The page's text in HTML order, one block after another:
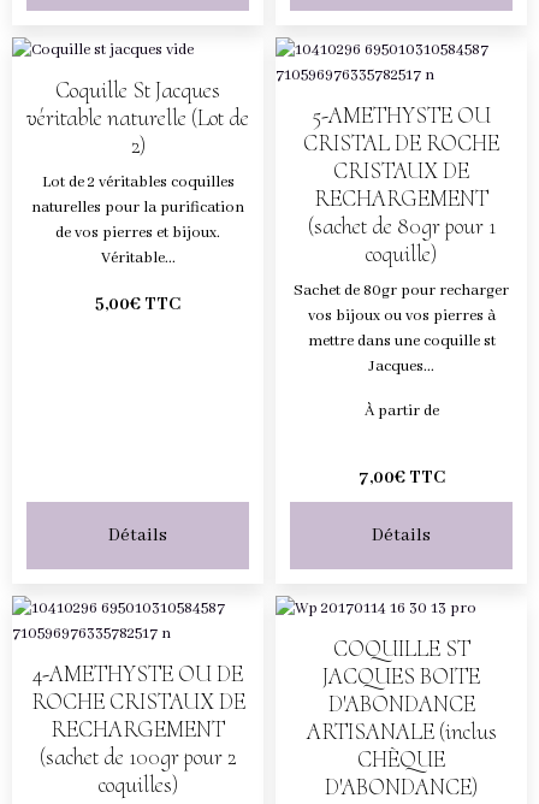
Coquille St Jacques
véritable naturelle (Lot de
2)
Lot de 2 véritables coquilles
naturelles pour la purification
de vos pierres et bijoux.
Véritable...
5,00€ TTC
Détails
5-AMETHYSTE OU
CRISTAL DE ROCHE
CRISTAUX DE
RECHARGEMENT
(sachet de 80gr pour 1
coquille)
Sachet de 80gr pour recharger
vos bijoux ou vos pierres à
mettre dans une coquille st
Jacques...
À partir de
7,00€ TTC
Détails
4-AMETHYSTE OU DE
ROCHE CRISTAUX DE
RECHARGEMENT
(sachet de 100gr pour 2
coquilles)
COQUILLE ST
JACQUES BOITE
D'ABONDANCE
ARTISANALE (inclus
CHÈQUE
D'ABONDANCE)